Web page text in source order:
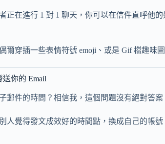
正在進行 1 對 1 聊天，你可以在信件直呼他
爾穿插一些表情符號 emoji、或是 Gif 檔趣味
你的 Email
郵件的時間？相信我，這個問題沒有絕對答案
人覺得發文成效好的時間點，換成自己的帳